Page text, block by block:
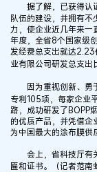
据了解，已获得认证
队伍的建设，并拥有不
力，使企业近几年来
年度，全省8个国家级
发经费总支出就达
业有限公司研发总支出
因为重视创新、勇
专利105项，每家企业
路，成功研发了BOPP
的优质产品，并凭借企
为中国最大的涂布膜供
会上，省科技厅有关
匾和证书。（记者范南